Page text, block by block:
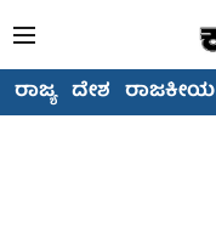
ರಾಜ್ಯ ದೇಶ ರಾಜಕೀಯ